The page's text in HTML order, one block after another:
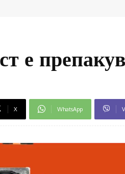
е
X WhatsApp